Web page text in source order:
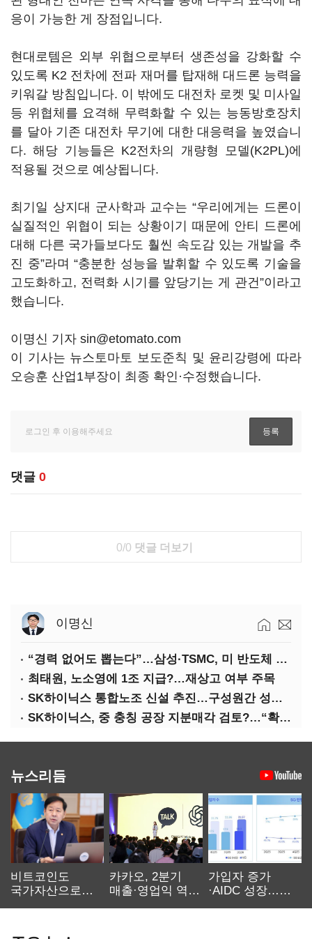
응이 가능한 게 장점입니다.
현대로템은 외부 위협으로부터 생존성을 강화할 수
있도록 K2 전차에 전파 재머를 탑재해 대드론 능력을
키워갈 방침입니다. 이 밖에도 대전차 로켓 및 미사일
등 위협체를 요격해 무력화할 수 있는 능동방호장치
를 달아 기존 대전차 무기에 대한 대응력을 높였습니
다. 해당 기능들은 K2전차의 개량형 모델(K2PL)에
적용될 것으로 예상됩니다.
최기일 상지대 군사학과 교수는 “우리에게는 드론이
실질적인 위협이 되는 상황이기 때문에 안티 드론에
대해 다른 국가들보다도 훨씬 속도감 있는 개발을 추
진 중”라며 “충분한 성능을 발휘할 수 있도록 기술을
고도화하고, 전력화 시기를 앞당기는 게 관건”이라고
했습니다.
이명신 기자 sin@etomato.com
이 기사는 뉴스토마토 보도준칙 및 윤리강령에 따라
오승훈 산업1부장이 최종 확인·수정했습니다.
댓글 0
0/0 댓글 더보기
이명신
“경력 없어도 뽑는다”…삼성·TSMC, 미 반도체 인재 쟁탈전
최태원, 노소영에 1조 지급?…재상고 여부 주목
SK하이닉스 통합노조 신설 추진…구성원간 성과급 불만 확산
SK하이닉스, 중 충칭 공장 지분매각 검토?…“확정된 바 없어”
뉴스리듬
비트코인도
국가자산으로…'
카카오, 2분기
매출·영업익 역대
가입자 증가
·AIDC 성장…